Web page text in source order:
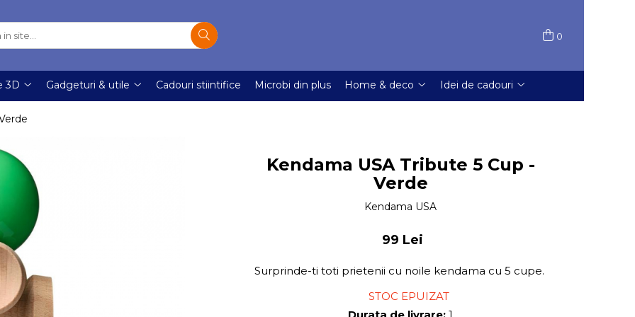
0
3D Gadgeturi & utile Cadouri stiintifice Microbi din plus Home & deco Idei de cadouri
Kendama USA Tribute 5 Cup -
Verde
Kendama USA
99 Lei
Surprinde-ti toti prietenii cu noile kendama cu 5 cupe.
STOC EPUIZAT